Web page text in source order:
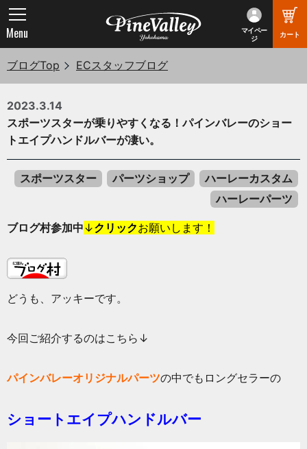
マイペー
ジ
カート
Menu
ブログTop ECスタッフブログ
2023.3.14
スポーツスターが乗りやすくなる！パインバレーのショー
トエイプハンドルバーが凄い。
スポーツスター パーツショップ
ハーレーカスタム
ハーレーパーツ
ブログ村参加中↓クリックお願いします！
どうも、アッキーです。
今回ご紹介するのはこちら↓
パインバレーオリジナルパーツの中でもロングセラーの
ショートエイプハンドルバー